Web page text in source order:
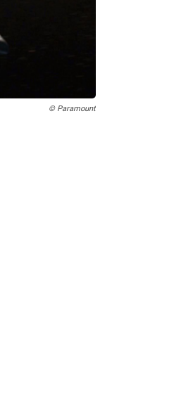
© Paramount